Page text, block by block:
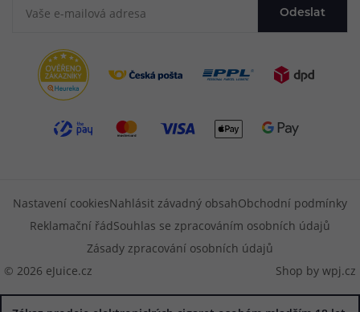
Odeslat
© 2026 eJuice.cz
Nastavení cookiesNahlásit závadný obsahObchodní podmínky
Reklamační řádSouhlas se zpracováním osobních údajů
Zásady zpracování osobních údajů
Shop by wpj.cz